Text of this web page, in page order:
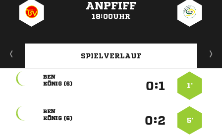
ANPFIFF
18:00UHR
SPIELVERLAUF
1’
:

 
5’
:

 